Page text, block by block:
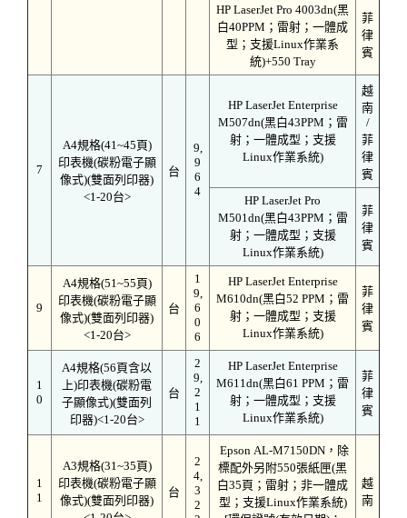
HP LaserJet Pro 4003dn(黑
白40PPM；雷射；一體成
型；支援Linux作業系
統)+550 Tray
菲
律
賓
7
A4規格(41~45頁)
印表機(碳粉電子顯
像式)(雙面列印器)
<1-20台>
台
9,
9
6
4
HP LaserJet Enterprise
M507dn(黑白43PPM；雷
射；一體成型；支援
Linux作業系統)
越
南
/
菲
律
賓
HP LaserJet Pro
M501dn(黑白43PPM；雷
射；一體成型；支援
Linux作業系統)
菲
律
賓
9
A4規格(51~55頁)
印表機(碳粉電子顯
像式)(雙面列印器)
<1-20台>
台
1
9,
6
0
6
HP LaserJet Enterprise
M610dn(黑白52 PPM；雷
射；一體成型；支援
Linux作業系統)
菲
律
賓
1
0
A4規格(56頁含以
上)印表機(碳粉電
子顯像式)(雙面列
印器)<1-20台>
台
2
9,
2
1
1
HP LaserJet Enterprise
M611dn(黑白61 PPM；雷
射；一體成型；支援
Linux作業系統)
菲
律
賓
1
1
A3規格(31~35頁)
印表機(碳粉電子顯
像式)(雙面列印器)
台
2
4,
3
2
Epson AL-M7150DN，除
標配外另附550張紙匣(黑
白35頁；雷射；非一體成
型；支援Linux作業系統)
越
南